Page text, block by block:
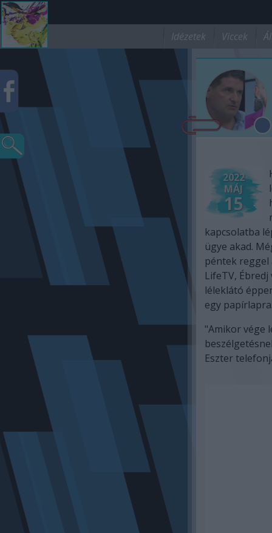
Idézetek Viccek
2022
MÁJ
15
kapcsolatba
ügye akad.
péntek
LifeTV,
léleklátó
egy papírlapra.
"Amikor vége
Eszter